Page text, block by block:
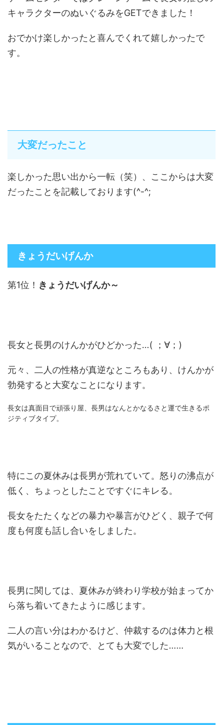
キャラクターのぬいぐるみをGETできました！
おでかけ楽しかったと喜んでくれて嬉しかったで
す。
大変だったこと
楽しかった思い出から一転（笑）、ここからは大変
だったことを記載しております(^-^;
きょうだいげんか
第1位！ きょうだいげんか～
長女と長男のけんかがひどかった…( ；∀；)
元々、二人の性格が真逆なところもあり、けんかが
勃発すると大変なことになります。
長女は真面目で頑張り屋、長男はなんとかなるさと運で生きるポ
ジティブタイプ。
特にこの夏休みは長男が荒れていて。怒りの沸点が
低く、ちょっとしたことですぐにキレる。
長女をたたくなどの暴力や暴言がひどく、親子で何
度も何度も話し合いをしました。
長男に関しては、夏休みが終わり学校が始まってか
ら落ち着いてきたように感じます。
二人の言い分はわかるけど、仲裁するのは体力と根
気がいることなので、とても大変でした……